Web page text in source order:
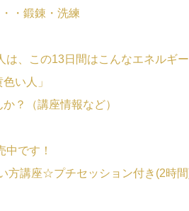
・鍛錬・洗練
は、この13日間はこんなエネルギ
い人」
？（講座情報など）
です！
方講座☆プチセッション付き(2時